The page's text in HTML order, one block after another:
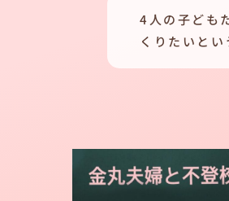
4人の子ども
くりたいとい